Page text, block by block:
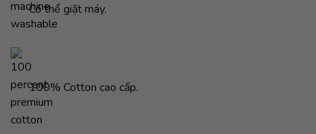
Có thể giặt máy.
100% Cotton cao cấp.